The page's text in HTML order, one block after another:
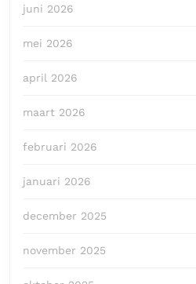
juni 2026
mei 2026
april 2026
maart 2026
februari 2026
januari 2026
december 2025
november 2025